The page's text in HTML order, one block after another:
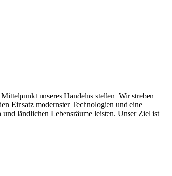
unseres Handelns stellen. Wir streben
Einsatz modernster Technologien und eine
ländlichen Lebensräume leisten. Unser Ziel ist